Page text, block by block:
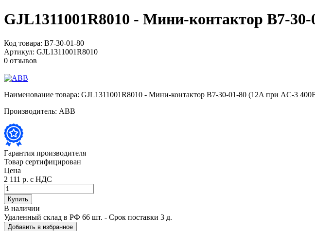
GJL1311001R8010 - Мини-контактор B7-
Код товара: B7-30-01-80
Артикул: GJL1311001R8010
0 отзывов
Наименование товара: GJL1311001R8010 - Мини-контактор B7-30-01-80 (12A при AC-3
Производитель: ABB
Гарантия производителя
Товар сертифицирован
Цена
2 111 р. с НДС
Купить
В наличии
Удаленный склад в РФ 66 шт. - Срок поставки 3 д.
Добавить в избранное